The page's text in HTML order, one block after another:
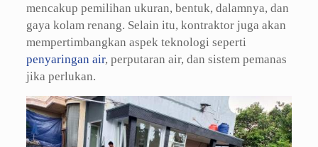
mencakup pemilihan ukuran, bentuk, dalamnya, dan
gaya kolam renang. Selain itu, kontraktor juga akan
mempertimbangkan aspek teknologi seperti
penyaringan air, perputaran air, dan sistem pemanas
jika perlukan.